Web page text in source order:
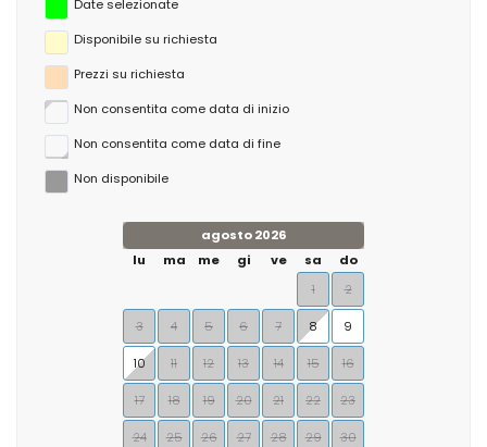
Date selezionate
Disponibile su richiesta
Prezzi su richiesta
Non consentita come data di inizio
Non consentita come data di fine
Non disponibile
agosto 2026
lu
ma me gi ve sa
do
1
2
3 4 5 6 7 8 9
10 11 12 13 14 15 16
17 18 19 20 21 22 23
24 25 26 27 28 29 30